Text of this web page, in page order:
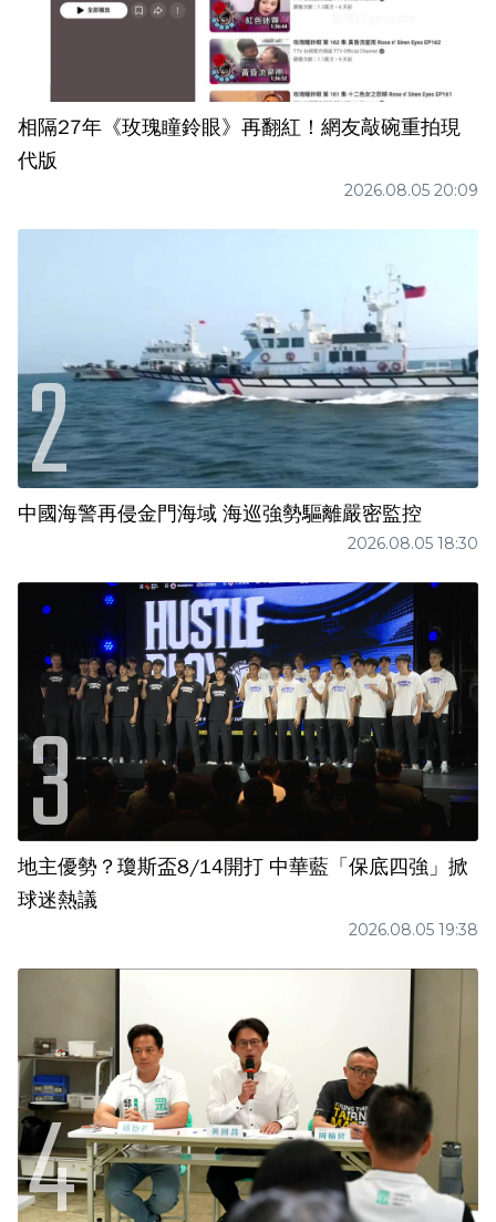
相隔27年《玫瑰瞳鈴眼》再翻紅！網友敲碗重拍現
代版
2026.08.05 20:09
中國海警再侵金門海域 海巡強勢驅離嚴密監控
2026.08.05 18:30
地主優勢？瓊斯盃8/14開打 中華藍「保底四強」掀
球迷熱議
2026.08.05 19:38